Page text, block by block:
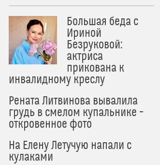
Большая беда с
Ириной
Безруковой:
актриса
прикована к
инвалидному креслу
Рената Литвинова вывалила
грудь в смелом купальнике –
откровенное фото
На Елену Летучую напали с
кулаками